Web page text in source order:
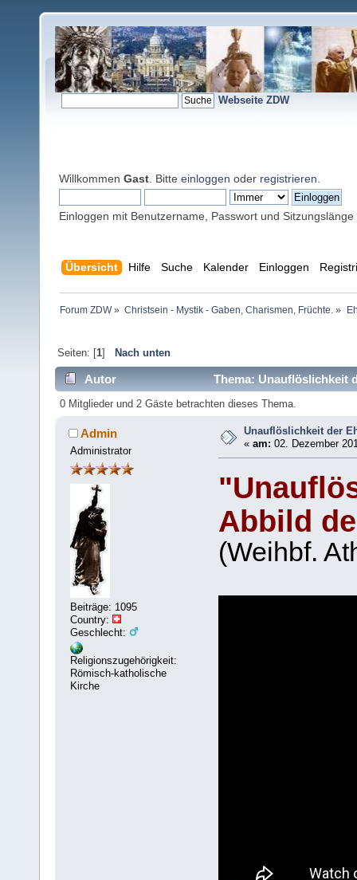
Webseite ZDW
Willkommen Gast . Bitte einloggen oder registrieren
Einloggen mit Benutzername, Passwort und Sitzungslänge
Übersicht Hilfe Suche Kalender Einloggen
Forum ZDW» Christsein - Mystik - Gaben, Charismen, Früchte. »
Seiten: [1] Nach unten
Autor Thema: Unauflöslichkeit
0 Mitglieder und 2 Gäste betrachten dieses Thema.
Admin
Administrator
Beiträge: 1095
Country:
Geschlecht:
Religionszugehörigkeit:
Römisch-katholische
Kirche
Unauflöslichkeit der
«am: 02. Dezember
Abbild
(Weihbf.